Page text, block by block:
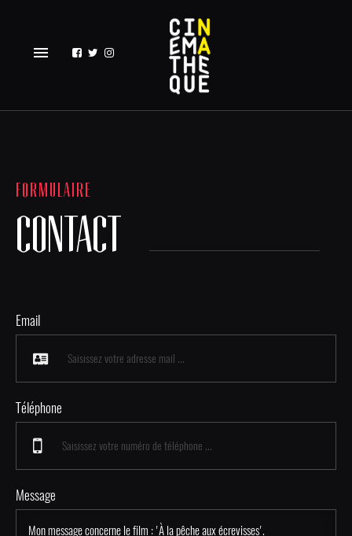
menu
FORMULAIRE
CONTACT
Email
Téléphone
Message